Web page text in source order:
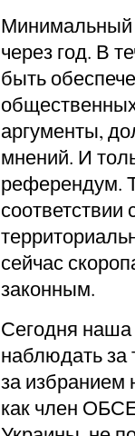
Минимальный
через год. В
быть
аргументы,
мнений. И
референдум.
соответствии
сейчас
законным.
Сегодня
наблюдать за
за избранием
как член